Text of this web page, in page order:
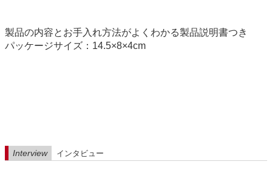
製品の内容とお手入れ方法がよくわかる製品説明書つき
パッケージサイズ：14.5×8×4cm
Interview インタビュー